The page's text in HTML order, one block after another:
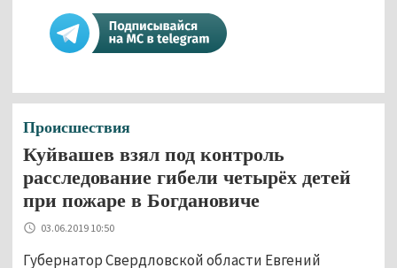
Происшествия
Куйвашев взял под контроль
расследование гибели четырёх детей
при пожаре в Богдановиче
03.06.2019 10:50
Губернатор Свердловской области Евгений